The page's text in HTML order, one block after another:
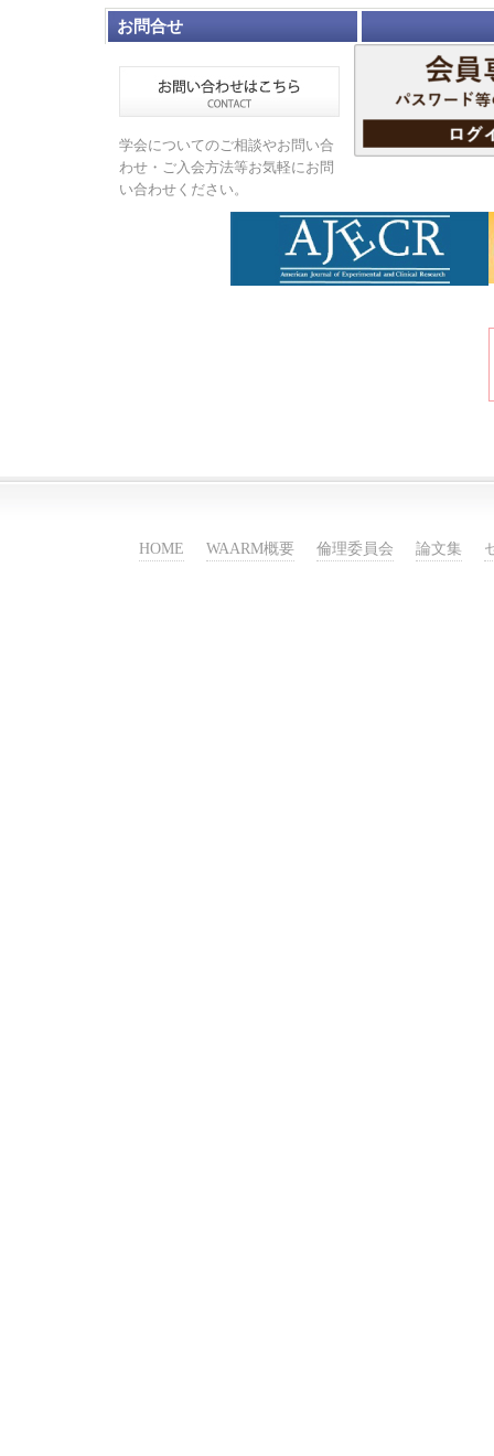
お問合せ
学会についてのご相談やお問い合
わせ・ご入会方法等お気軽にお問
い合わせください。
HOME WAARM概要 倫理委員会 論文集